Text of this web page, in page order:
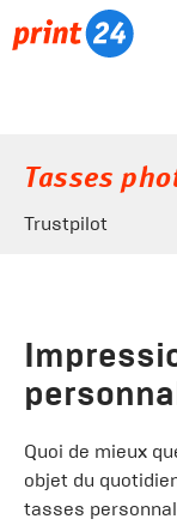
Tasses
Trustpilot
Quoi de mieux
objet du
tasses